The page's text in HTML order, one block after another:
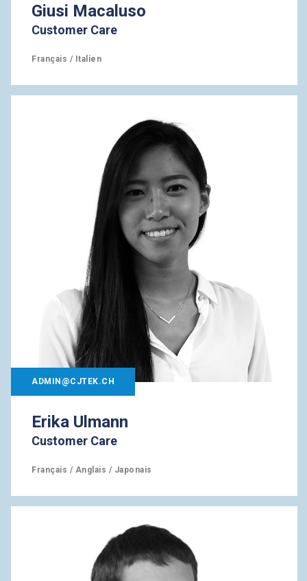
Giusi Macaluso
Customer Care
Français / Italien
ADMIN@CJTEK.CH
Erika Ulmann
Customer Care
Français / Anglais / Japonais